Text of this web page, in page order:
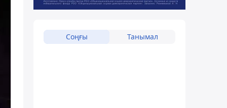
Соңғы Танымал